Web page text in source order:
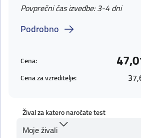
Povprečni čas izvedbe: 3-4 dni
Podrobno
Cena:
Cena za vzreditelje:
Žival za katero naročate test
Moje živali